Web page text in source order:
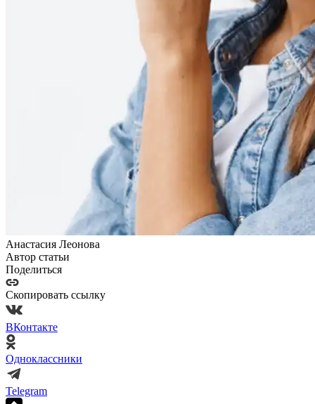
Анастасия Леонова
Автор статьи
Поделиться
Скопировать ссылку
ВКонтакте
Одноклассники
Telegram